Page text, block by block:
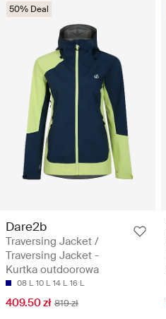
50% Deal
Dare2b
Traversing Jacket /
Traversing Jacket -
Kurtka outdoorowa
08 L 10 L 14 L 16 L
409.50 zł 819 zł